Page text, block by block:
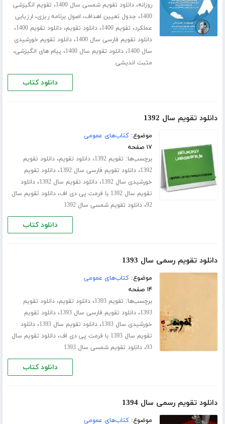
روزانه،دانلود تقویم شمسی سال 1400 ، تقویم انگیزشی
1400، جدول تعیین اهداف، اصول برنامه ریزی، ارزیابی
عملکرد، تقویم 1400 ،دانلود تقویم،دانلود تقویم 1400 ،
دانلود تقویم فارسی سال 1400 ،دانلود تقویم خورشیدی
سال 1400
،دانلود تقویم سال 1400 ، پیام های انگیزشی،
مثبت اندیشی
دانلود کتاب
دانلود تقویم سال 1392
موضوع:کتاب‌های عمومی
۱۷ صفحه
برچسب‌ها: تقویم 1392 ،دانلود تقویم،دانلود تقویم
1392،دانلود تقویم فارسی سال 1392 ،دانلود تقویم
خورشیدی سال 1392
،دانلود تقویم سال 1392 ،دانلود
تقویم سال 1392 با فرمت پی دی اف
،دانلود تقویم سال
92،دانلود تقویم شمسی سال 1392
دانلود کتاب
دانلود تقویم رسمی سال 1393
موضوع:کتاب‌های عمومی
۱۴ صفحه
برچسب‌ها: تقویم 1393 ،دانلود تقویم،دانلود تقویم
1393،دانلود تقویم فارسی سال 1393 ،دانلود تقویم
خورشیدی سال 1393
،دانلود تقویم سال 1393 ،دانلود
تقویم سال 1393 با فرمت پی دی اف
،دانلود تقویم سال
93،دانلود تقویم شمسی سال 1393
دانلود کتاب
دانلود تقویم رسمی سال 1394
موضوع:کتاب‌های عمومی